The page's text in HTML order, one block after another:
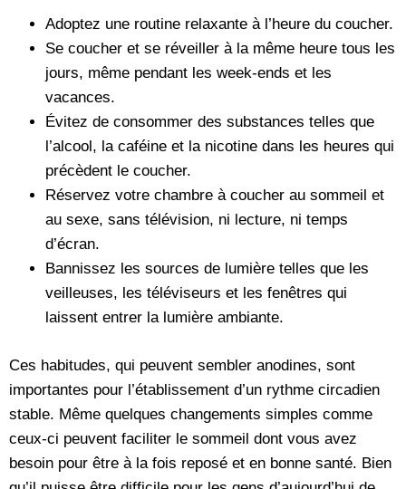
Adoptez une routine relaxante à l’heure du coucher.
Se coucher et se réveiller à la même heure tous les
jours, même pendant les week-ends et les
vacances.
Évitez de consommer des substances telles que
l’alcool, la caféine et la nicotine dans les heures qui
précèdent le coucher.
Réservez votre chambre à coucher au sommeil et
au sexe, sans télévision, ni lecture, ni temps
d’écran.
Bannissez les sources de lumière telles que les
veilleuses, les téléviseurs et les fenêtres qui
laissent entrer la lumière ambiante.
Ces habitudes, qui peuvent sembler anodines, sont
importantes pour l’établissement d’un rythme circadien
stable. Même quelques changements simples comme
ceux-ci peuvent faciliter le sommeil dont vous avez
besoin pour être à la fois reposé et en bonne santé. Bien